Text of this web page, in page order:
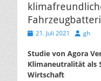
Veröffentlicht
21. Juli 2021 Autor
gh
Studie von Agora
Klimaneutralität als
Wirtschaft